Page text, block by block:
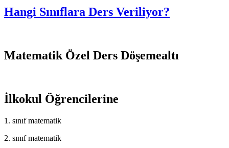
Hangi Sınıflara Ders Veriliyor?
Matematik Özel Ders Döşemealtı
İlkokul Öğrencilerine
1. sınıf matematik
2. sınıf matematik